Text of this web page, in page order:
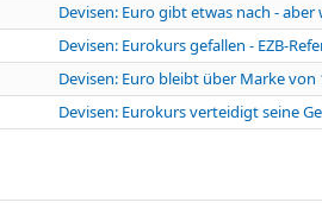
Devisen: Euro gibt etwas nach -
Devisen: Eurokurs gefallen - EZB-
Devisen: Euro bleibt über Marke von
Devisen: Eurokurs verteidigt seine